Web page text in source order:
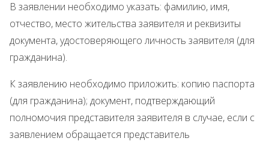
В заявлении необходимо указать: фамилию, имя,
отчество, место жительства заявителя и реквизиты
документа, удостоверяющего личность заявителя (для
гражданина).
К заявлению необходимо приложить: копию паспорта
(для гражданина); документ, подтверждающий
полномочия представителя заявителя в случае, если с
заявлением обращается представитель